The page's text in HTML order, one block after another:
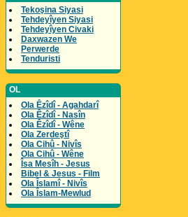
Tekoşina Siyasi
Tehdeyîyen Siyasi
Tehdeyîyen Civaki
Daxwazen We
Perwerde
Tenduristi
OL
Ola Êzîdî - Agahdarî
Ola Êzîdî - Nasîn
Ola Êzîdî - Wêne
Ola Zerdeştî
Ola Cihû - Nivîs
Ola Cihû - Wêne
Îsa Mesîh - Jesus
Bibel & Jesus - Film
Ola Îslamî - Nivîs
Ola Îslam-Mewlud